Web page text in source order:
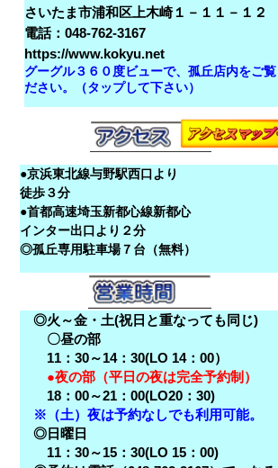
●京浜東北線与野駅西口より
徒歩３分
●首都高速埼玉新都心線新都心
インター出口より２分
◎孤丘専用駐車場７台（無料）
さいたま市浦和区上木崎１－１１－１２
電話：048-762-3167
https://www.kokyu.net
グーグル３６０度ビューで、孤丘店内をご覧
ださい。（タップして下さい）
◎火～金・土(祝日と重なっても同じ)
〇昼の部
11：30～14：30(LO 14：00）
●夜の部（平日の夜は完全予約制）
18：00～21：00(LO20：30)
※（土）夜は予約なしでも利用可能。
◎日曜日
11：30～15：30(LO 15：00)